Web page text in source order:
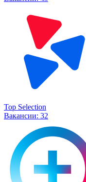
Top Selection
Вакансии: 32